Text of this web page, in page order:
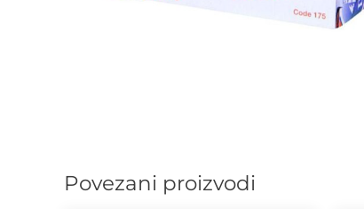
Povezani proizvodi